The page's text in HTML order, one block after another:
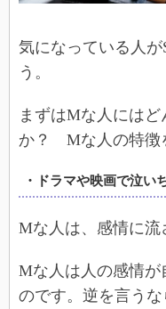
気になっている人
う。
まずはMな人には
か？ Mな人の特徴
・ドラマや映画で泣
Mな人は、感情に流
Mな人は人の感情が
のです。逆を言う